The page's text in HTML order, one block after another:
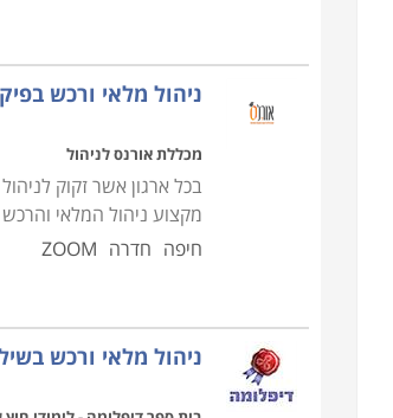
ניהול מלאי ורכש
מכללת אורנס לניהול
בכל ארגון אשר זקוק
מקצוע ניהול המלאי
חיפה חדרה ZOOM
ניהול מלאי ורכש